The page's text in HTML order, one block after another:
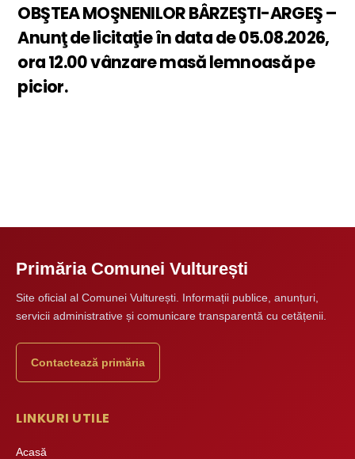
OBŞTEA MOŞNENILOR BÂRZEŞTI-ARGEŞ –
Anunţ de licitaţie în data de 05.08.2026,
ora 12.00 vânzare masă lemnoasă pe
picior.
Primăria Comunei Vulturești
Site oficial al Comunei Vulturești. Informații publice, anunțuri,
servicii administrative și comunicare transparentă cu cetățenii.
Contactează primăria
LINKURI UTILE
Acasă